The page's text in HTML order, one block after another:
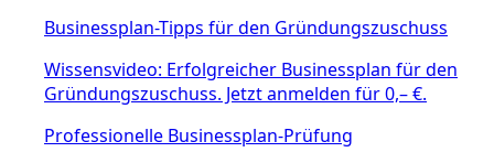
Businessplan-Tipps für den Gründungszuschuss
Wissensvideo: Erfolgreicher Businessplan für den
Gründungszuschuss. Jetzt anmelden für 0,– €.
Professionelle Businessplan-Prüfung